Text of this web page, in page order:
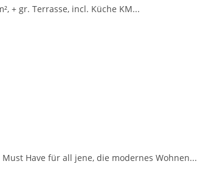
+ gr. Terrasse, incl. Küche KM...
Have für all jene, die modernes Wohnen...